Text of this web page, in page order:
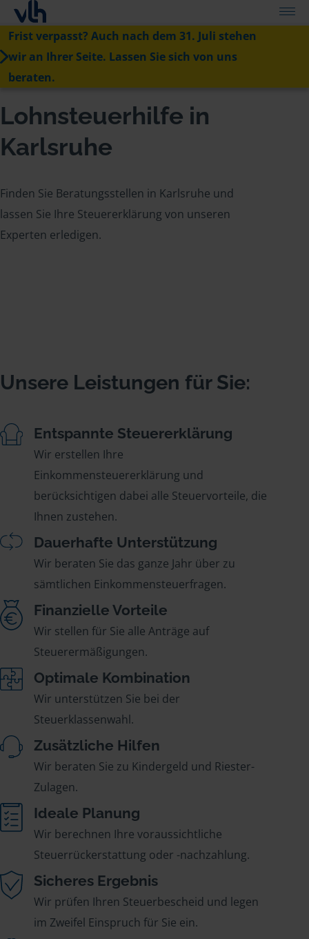
Frist verpasst? Auch nach dem 31. Juli stehen
wir an Ihrer Seite. Lassen Sie sich von uns
beraten.
Lohnsteuerhilfe in
Karlsruhe
Finden Sie Beratungsstellen in Karlsruhe und
lassen Sie Ihre Steuererklärung von unseren
Experten erledigen.
Unsere Leistungen für Sie:
Entspannte Steuererklärung
Wir erstellen Ihre
Einkommensteuererklärung und
berücksichtigen dabei alle Steuervorteile, die
Ihnen zustehen.
Dauerhafte Unterstützung
Wir beraten Sie das ganze Jahr über zu
sämtlichen Einkommensteuerfragen.
Finanzielle Vorteile
Wir stellen für Sie alle Anträge auf
Steuerermäßigungen.
Optimale Kombination
Wir unterstützen Sie bei der
Steuerklassenwahl.
Zusätzliche Hilfen
Wir beraten Sie zu Kindergeld und Riester-
Zulagen.
Ideale Planung
Wir berechnen Ihre voraussichtliche
Steuerrückerstattung oder -nachzahlung.
Sicheres Ergebnis
Wir prüfen Ihren Steuerbescheid und legen
im Zweifel Einspruch für Sie ein.